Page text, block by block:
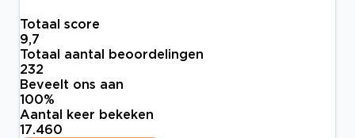
Totaal score
9,7
Totaal aantal beoordelingen
232
Beveelt ons aan
100%
Aantal keer bekeken
17.460